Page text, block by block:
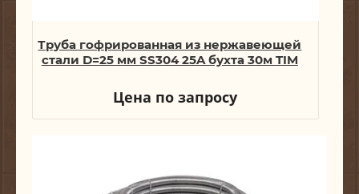
Труба гофрированная из нержавеющей
стали D=25 мм SS304 25A бухта 30м TIM
Цена по запросу